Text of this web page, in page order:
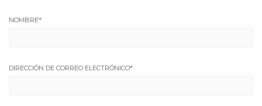
NOMBRE*
DIRECCIÓN DE CORREO ELECTRÓNICO*